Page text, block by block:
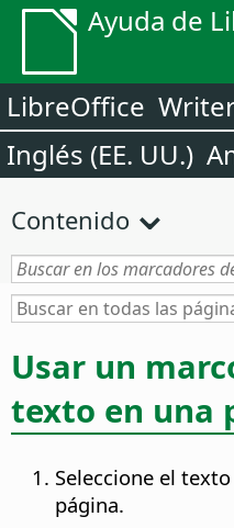
Ayuda de
LibreOffice
Inglés (EE. UU.)
Contenido
Usar un
texto en una
Seleccione el
página.